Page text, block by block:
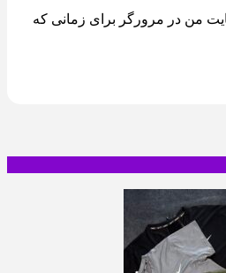
من در مرورگر برای زمانی که